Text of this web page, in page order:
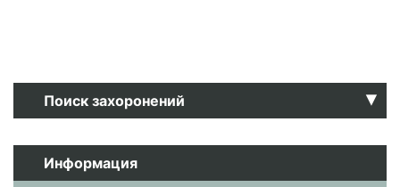
Поиск захоронений ▴
Информация